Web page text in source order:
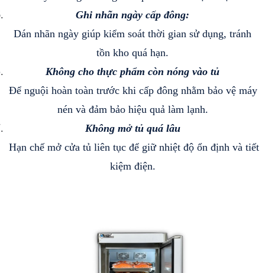
Ghi nhãn ngày cấp đông:
tồn kho quá hạn.
Không cho thực phẩm còn nóng vào tủ
nén và đảm bảo hiệu quả làm lạnh.
Không mở tủ quá lâu
kiệm điện.